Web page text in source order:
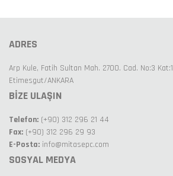
ADRES
Arp Kule, Fatih Sultan Mah. 2700. Cad. No:3
Etimesgut/ANKARA
BİZE ULAŞIN
Telefon: (+90) 312 296 21 44
Fax: (+90) 312 296 29 93
E-Posta: info@mitasepc.com
SOSYAL MEDYA